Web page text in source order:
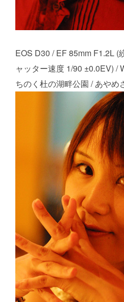
EOS D30 / EF 85mm F1.2L (
ャッター速度 1/90 ±0.0EV) /
ちのく杜の湖畔公園 / あやめ